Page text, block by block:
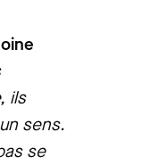
ils
sens.
se